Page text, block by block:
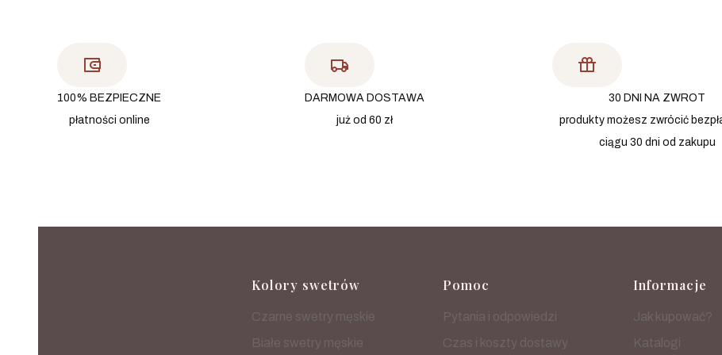
100% BEZPIECZNE
płatności online
DARMOWA DOSTAWA
już od 60 zł
30 DNI NA ZWROT
produkty możesz zwrócić
ciągu 30 dni od zakupu
Linki w stopce
Kolory swetrów
Czarne swetry męskie
Białe swetry męskie
Pomoc
Pytania i odpowiedzi
Czas i koszty dostawy
Informacje
Jak kupować?
Katalogi